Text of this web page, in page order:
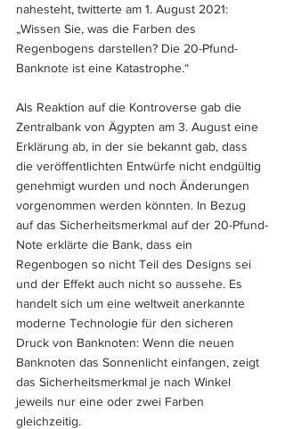
nahesteht, twitterte am 1. August 2021:
„Wissen Sie, was die Farben des
Regenbogens darstellen? Die 20-Pfund-
Banknote ist eine Katastrophe.“
Als Reaktion auf die Kontroverse gab die
Zentralbank von Ägypten am 3. August eine
Erklärung ab, in der sie bekannt gab, dass
die veröffentlichten Entwürfe nicht endgültig
genehmigt wurden und noch Änderungen
vorgenommen werden könnten. In Bezug
auf das Sicherheitsmerkmal auf der 20-Pfund-
Note erklärte die Bank, dass ein
Regenbogen so nicht Teil des Designs sei
und der Effekt auch nicht so aussehe. Es
handelt sich um eine weltweit anerkannte
moderne Technologie für den sicheren
Druck von Banknoten: Wenn die neuen
Banknoten das Sonnenlicht einfangen, zeigt
das Sicherheitsmerkmal je nach Winkel
jeweils nur eine oder zwei Farben
gleichzeitig.